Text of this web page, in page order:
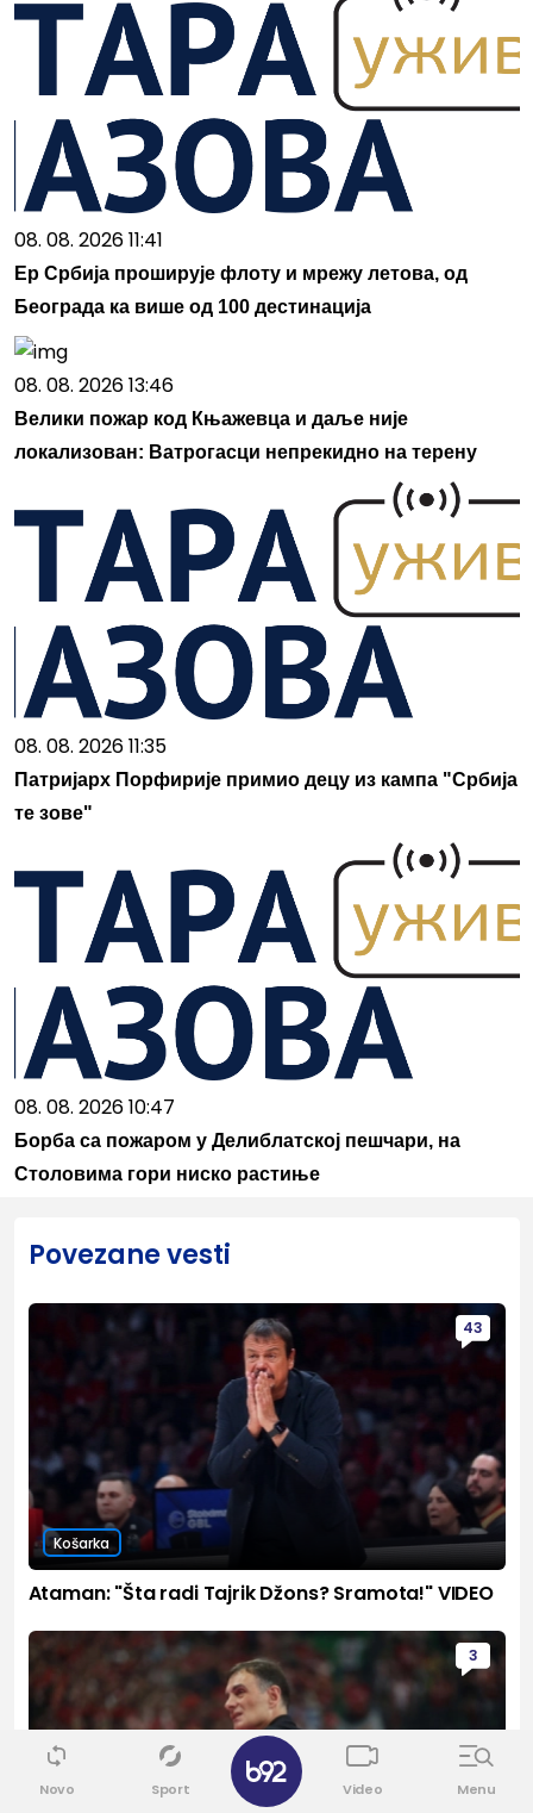
08. 08. 2026 11:41
Ер Србија проширује флоту и мрежу летова, од
Београда ка више од 100 дестинација
08. 08. 2026 13:46
Велики пожар код Књажевца и даље није
локализован: Ватрогасци непрекидно на терену
08. 08. 2026 11:35
Патријарх Порфирије примио децу из кампа "Србија
те зове"
08. 08. 2026 10:47
Борба са пожаром у Делиблатској пешчари, на
Столовима гори ниско растиње
Povezane vesti
43
Košarka
Ataman: "Šta radi Tajrik Džons? Sramota!" VIDEO
3
Novo Sport Video Menu
✕